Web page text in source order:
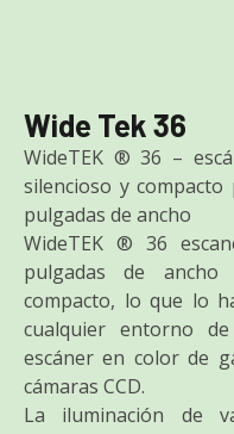
Wide Tek 36
WideTEK ® 36 –
silencioso y
pulgadas de ancho
WideTEK ® 36
pulgadas de
compacto, lo que lo
cualquier entorno
escáner en color de
cámaras CCD.
La iluminación de